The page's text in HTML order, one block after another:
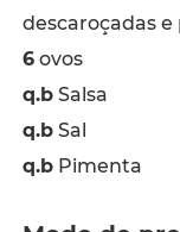
descaroçadas e
6ovos
q.bSalsa
q.bSal
q.bPimenta